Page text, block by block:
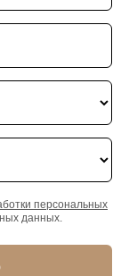
персональных
данных.